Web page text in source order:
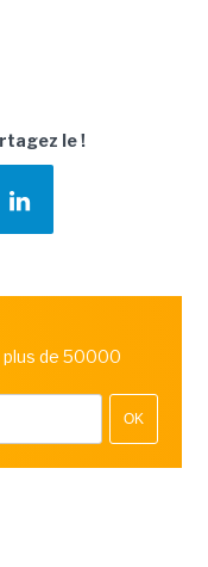
le !
de 50000
OK